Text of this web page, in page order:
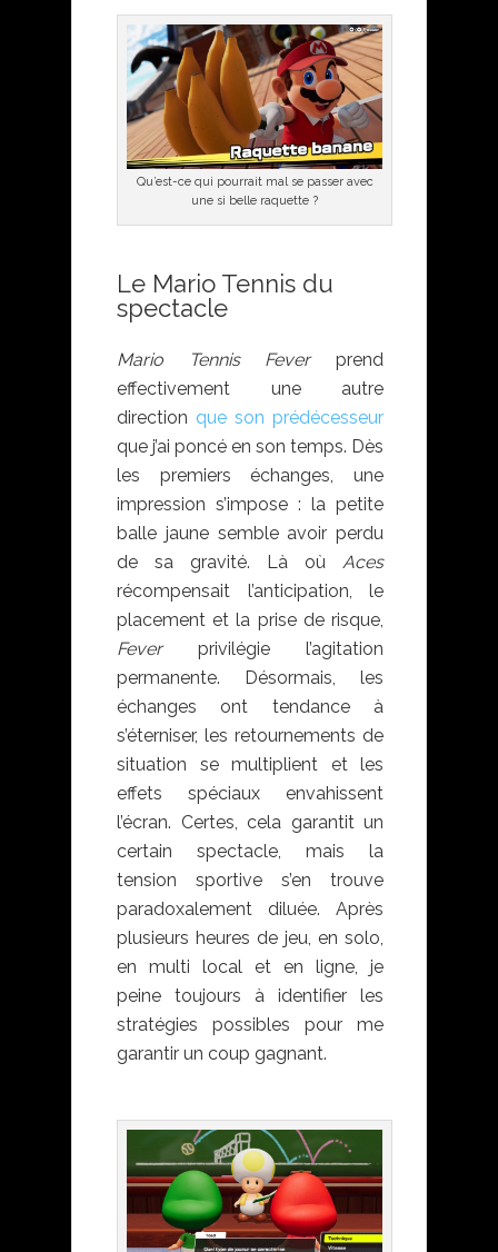
Qu’est-ce qui pourrait mal se passer avec
une si belle raquette ?
Le Mario Tennis du
spectacle
Mario Tennis Feverprend
effectivement une autre
direction que son prédécesseur
que j’ai poncé en son temps. Dès
les premiers échanges, une
impression s’impose : la petite
balle jaune semble avoir perdu
de sa gravité. Là où Aces
récompensait l’anticipation, le
placement et la prise de risque,
Feverprivilégie l’agitation
permanente. Désormais, les
échanges ont tendance à
s’éterniser, les retournements de
situation se multiplient et les
effets spéciaux envahissent
l’écran. Certes, cela garantit un
certain spectacle, mais la
tension sportive s’en trouve
paradoxalement diluée. Après
plusieurs heures de jeu, en solo,
en multi local et en ligne, je
peine toujours à identifier les
stratégies possibles pour me
garantir un coup gagnant.